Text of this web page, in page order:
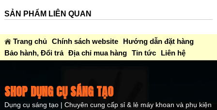
SẢN PHẨM LIÊN QUAN
Trang chủ Chính sách website
Hướng dẫn đặt hàng
Bảo hành, Đổi trả Địa chỉ mua hàng Tin tức Liên hệ
SHOP DỤNG CỤ SÁNG TẠO
Dụng cụ sáng tạo | Chuyên cung cấp sỉ & lẻ máy khoan và phụ kiện